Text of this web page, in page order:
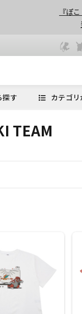
『ぽ
探す カテゴ
TEAM